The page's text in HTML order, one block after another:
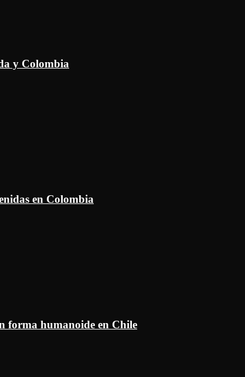
y Colombia
en Colombia
forma humanoide en Chile